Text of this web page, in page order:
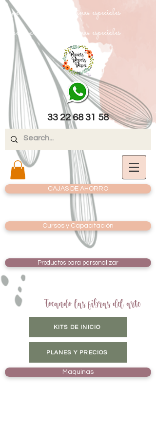
papel texturizado cartulinas especiales
papel texturizado cartulinas especiales
33 22 68 31 58
CAJAS DE AHORRO
Cursos y Capacitación
Productos para personalizar
Tocando las fibras del arte
KITS DE INICIO
PLANES Y PRECIOS
Maquinas